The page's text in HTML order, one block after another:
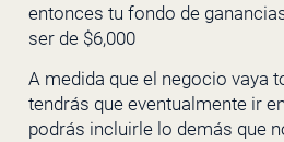
entonces tu fondo de
ser de $6,000
A medida que el negocio vaya
tendrás que eventualmente ir
podrás incluirle lo demás que